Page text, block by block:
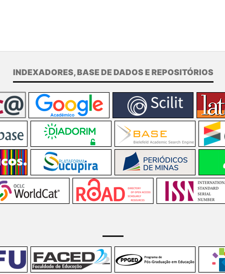
INDEXADORES, BASE DE DADOS E REPOSITÓRIOS